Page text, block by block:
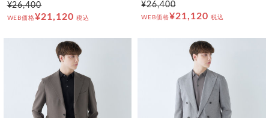
¥26,400
WEB価格¥21,120 税込
¥26,400
WEB価格¥21,120 税込